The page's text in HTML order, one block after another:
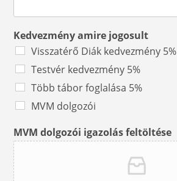
Kedvezmény amire jogosult
Visszatérő Diák kedvezmény 5%
Testvér kedvezmény 5%
Több tábor foglalása 5%
MVM dolgozói
MVM dolgozói igazolás feltöltése